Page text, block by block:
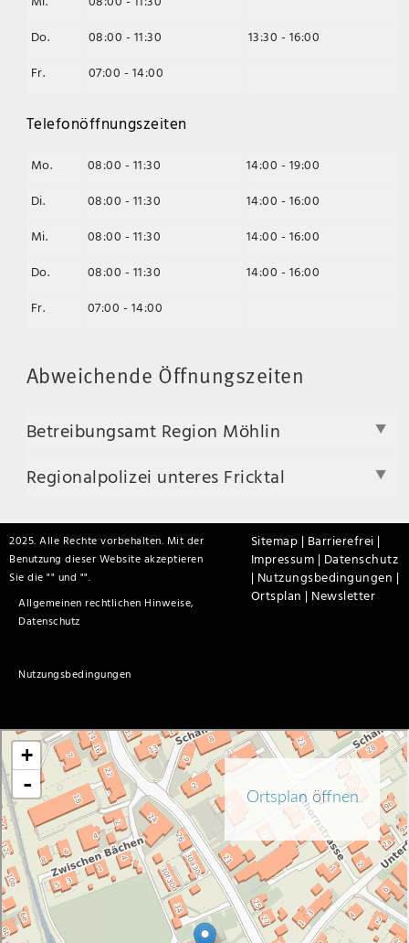
Do.
08:00 - 11:30
13:30 - 16:00
Fr.
07:00 - 14:00
Telefonöffnungszeiten
Mo. 08:00 - 11:30
14:00 - 19:00
Di.
08:00 - 11:30
14:00 - 16:00
Mi.
08:00 - 11:30
14:00 - 16:00
Do.
08:00 - 11:30
14:00 - 16:00
Fr.
07:00 - 14:00
Abweichende Öffnungszeiten
Betreibungsamt Region Möhlin
Regionalpolizei unteres Fricktal
2025. Alle Rechte vorbehalten. Mit der
Benutzung dieser Website akzeptieren
Sie die "
Allgemeinen rechtlichen Hinweise,
Datenschutz
" und "
Nutzungsbedingungen
".
Sitemap | Barrierefrei |
Impressum | Datenschutz
| Nutzungsbedingungen |
Ortsplan | Newsletter